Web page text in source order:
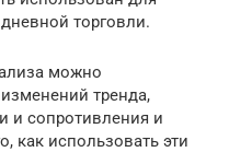
торговли.
можно
тренда,
и сопротивления и
как использовать эти